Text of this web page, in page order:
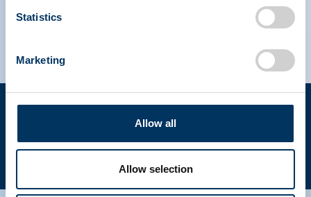
Statistics
Marketing
Allow all
Allow selection
IPAW Europe
Conditions
Déclaration
Droits d'auteur © 2023 PPTA. Tous droits réservés. (202)